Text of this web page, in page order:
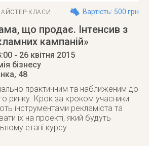
КЛАСИ Вартість: 500 грн
що продає. Інтенсив з
кампаній»
- 26 квітня 2015
бізнесу
48
практичним та наближеним до
ринку. Крок за кроком учасники
інструментами рекламіста та
їх на проекті, який будуть
етапі курсу